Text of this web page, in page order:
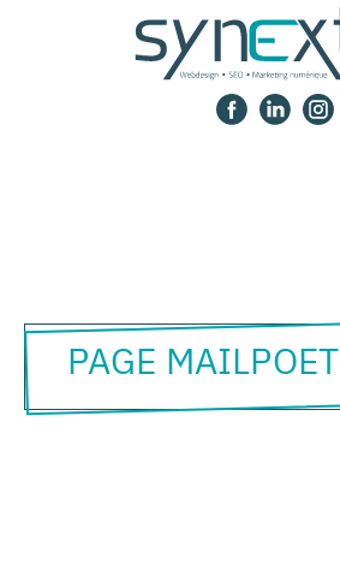
Panneau de gestion des cookies
PAGE MAILPOET